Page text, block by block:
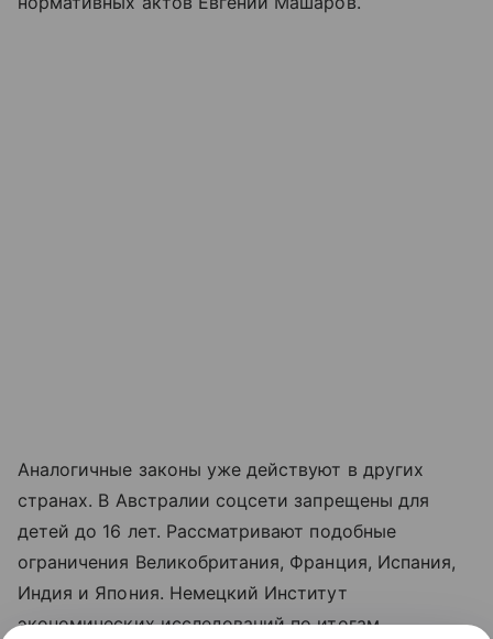
Аналогичные законы уже действуют в других
странах. В Австралии соцсети запрещены для
детей до 16 лет. Рассматривают подобные
ограничения Великобритания, Франция, Испания,
Индия и Япония. Немецкий Институт
экономических исследований по итогам